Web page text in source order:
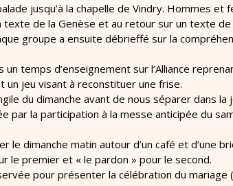
jusqu’à la chapelle de Vindry. Hommes
de la Genèse et au retour sur un texte de
groupe a ensuite débrieffé sur la
temps d’enseignement sur l’Alliance
jeu visant à reconstituer une frise.
du dimanche avant de nous séparer dans
la participation à la messe anticipée du
dimanche matin autour d’un café et d’une
le premier et « le pardon » pour le second.
pour présenter la célébration du